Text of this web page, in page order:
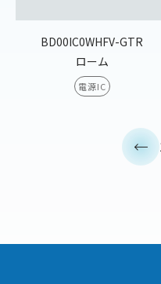
BD00IC0WHFV-GTR
ローム
電源IC